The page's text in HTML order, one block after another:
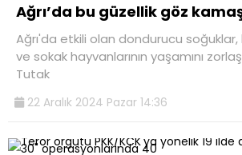
Ağrı’da bu güzellik göz
Ağrı'da etkili olan dondurucu
ve sokak hayvanlarının yaşamını
Tutak
22 Aralık 2024 Pazar 14:36